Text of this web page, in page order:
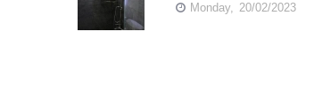
Monday, 20/02/2023